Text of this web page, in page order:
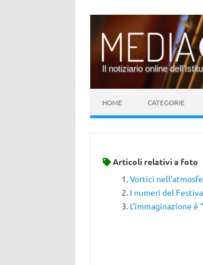
Il notiziario online
HOME CATEGORIE
Articoli relativi a foto
Vortici
I numeri del
L’immaginazione